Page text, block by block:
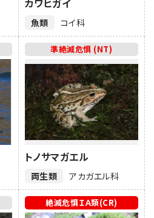
魚類
カワヒガイ
コイ科
両生類
トノサマガエル
アカガエル科
準絶滅危惧 (NT)
絶滅危惧ＩＡ類(CR)